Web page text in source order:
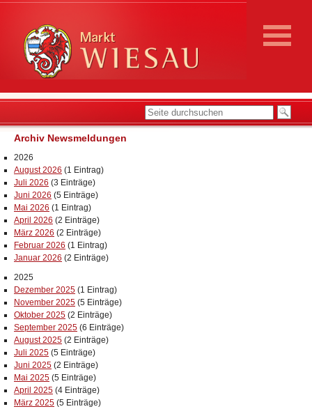
Archiv Newsmeldungen
2026
August 2026 (1 Eintrag)
Juli 2026 (3 Einträge)
Juni 2026 (5 Einträge)
Mai 2026 (1 Eintrag)
April 2026 (2 Einträge)
März 2026 (2 Einträge)
Februar 2026 (1 Eintrag)
Januar 2026 (2 Einträge)
2025
Dezember 2025 (1 Eintrag)
November 2025 (5 Einträge)
Oktober 2025 (2 Einträge)
September 2025 (6 Einträge)
August 2025 (2 Einträge)
Juli 2025 (5 Einträge)
Juni 2025 (2 Einträge)
Mai 2025 (5 Einträge)
April 2025 (4 Einträge)
März 2025 (5 Einträge)